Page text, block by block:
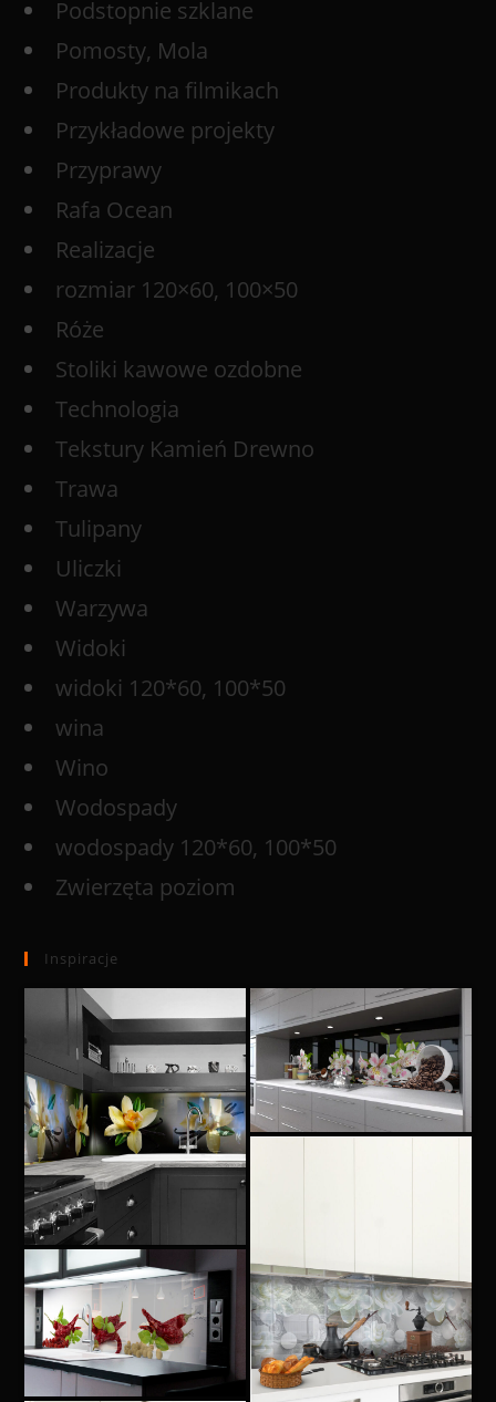
Podstopnie szklane
Pomosty, Mola
Produkty na filmikach
Przykładowe projekty
Przyprawy
Rafa Ocean
Realizacje
rozmiar 120×60, 100×50
Róże
Stoliki kawowe ozdobne
Technologia
Tekstury Kamień Drewno
Trawa
Tulipany
Uliczki
Warzywa
Widoki
widoki 120*60, 100*50
wina
Wino
Wodospady
wodospady 120*60, 100*50
Zwierzęta poziom
Inspiracje